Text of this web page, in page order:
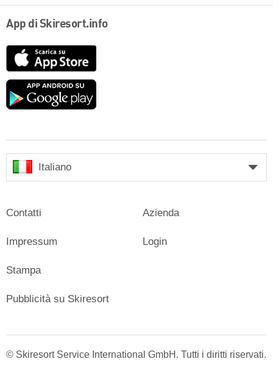
App di Skiresort.info
Google
Italiano
Contatti
Impressum
Stampa
Azienda
Login
Pubblicità su Skiresort
© Skiresort Service International GmbH. Tutti i diritti riservati.